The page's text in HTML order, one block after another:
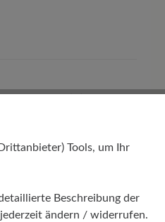
Tools, um Ihr
Beschreibung der
ändern / widerrufen.